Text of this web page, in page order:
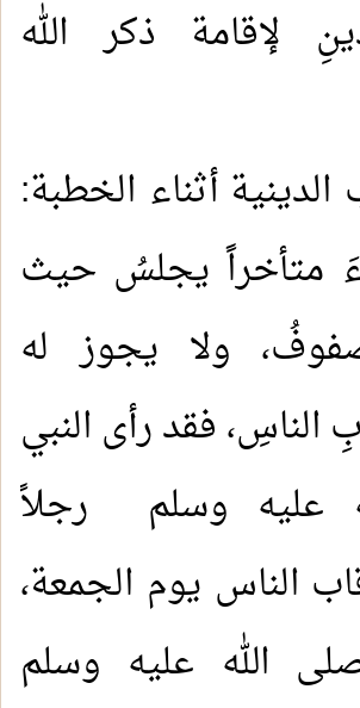
لإقامة ذكر الله
أثناء الخطبة:
متأخراً يجلسُ حيث
ولا يجوز له
فقد رأى النبي
عليه وسلم رجلاً
الناس يوم الجمعة،
الله عليه وسلم